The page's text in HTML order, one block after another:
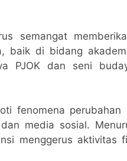
semangat
baik di bidang
PJOK dan seni
fenomena
media sosial.
menggerus aktivitas